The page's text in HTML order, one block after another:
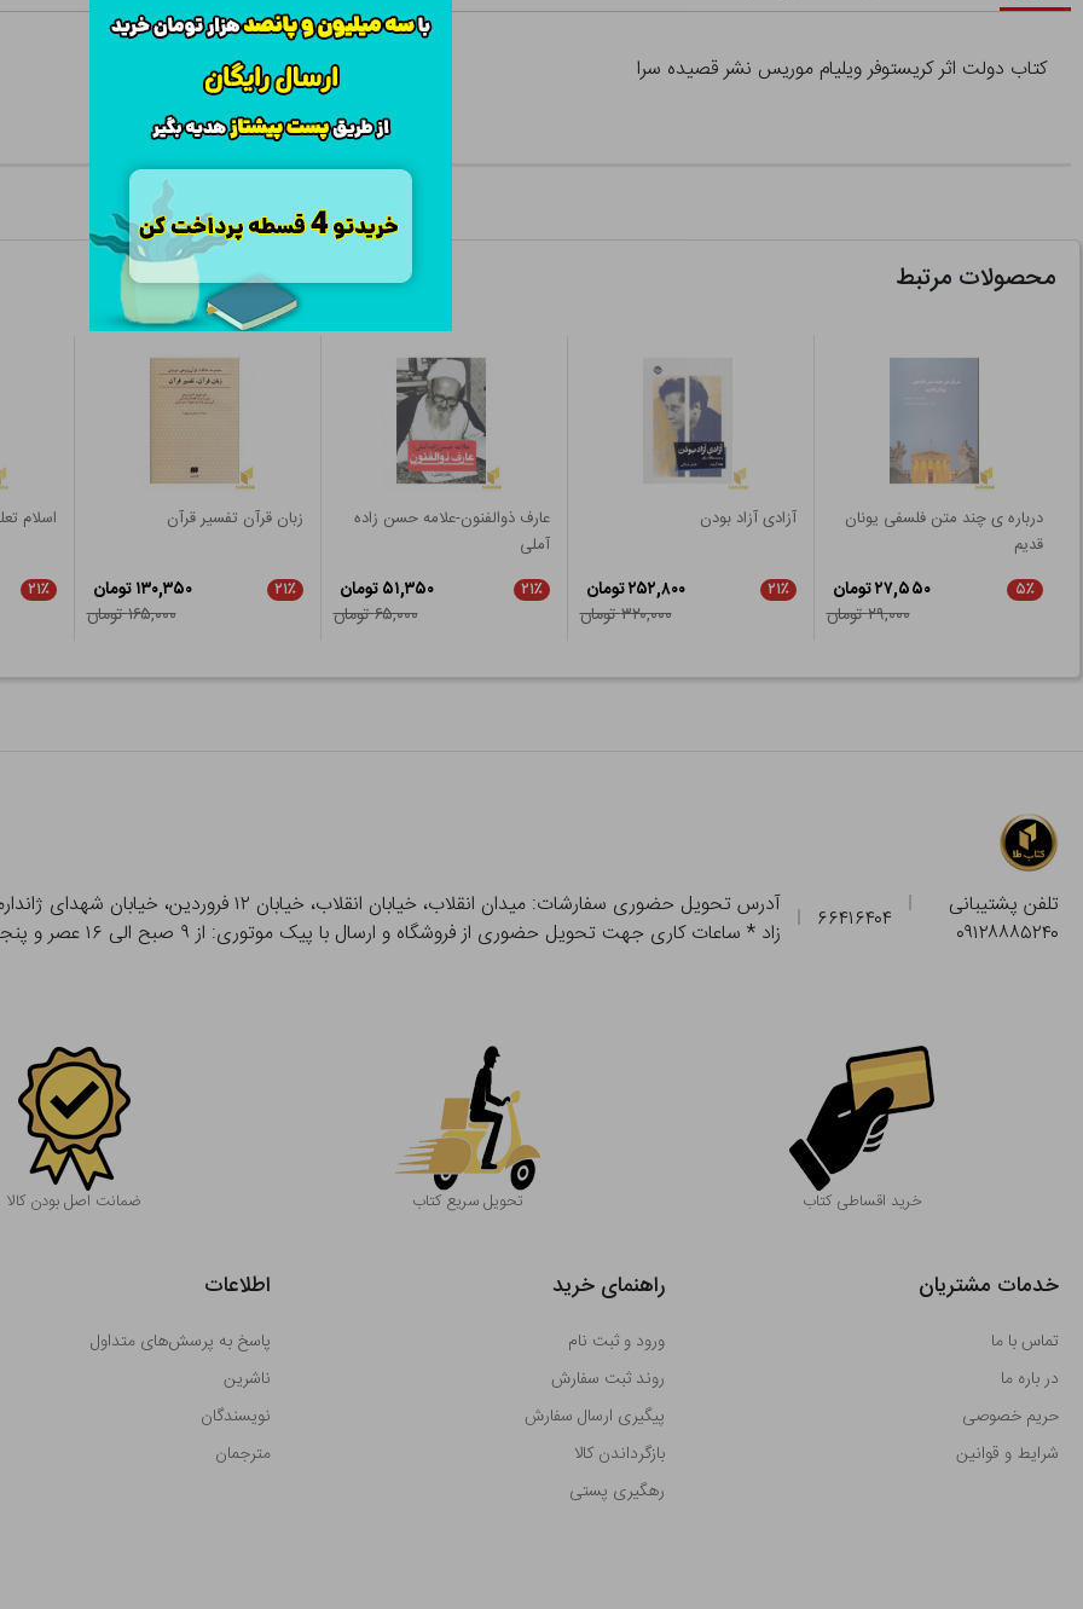
کتاب دولت اثر کریستوفر ویلیام موریس نشر قصیده سرا
محصولات مرتبط
درباره ی چند متن فلسفی یونان
قدیم
۵٪
۲۷,۵۵۰ تومان
۲۹,۰۰۰ تومان
آزادی آزاد بودن
۲۱٪
۲۵۲,۸۰۰ تومان
۳۲۰,۰۰۰ تومان
عارف ذوالفنون-علامه حسن زاده
آملی
۲۱٪
۵۱,۳۵۰ تومان
۶۵,۰۰۰ تومان
زبان قرآن تفسیر قرآن
۲۱٪
۱۳۰,۳۵۰ تومان
۱۶۵,۰۰۰ تومان
اسلام
۲۱٪
تلفن پشتیبانی
۰۹۱۲۸۸۸۵۲۴۰
۶۶۴۱۶۴۰۴
زاد * ساعات کاری جهت تحویل حضوری از فروشگاه و ارسال با پیک موتوری: از ۹ صبح الی ۱۶ عصر و پنجشنبه ها تا ۱۲
خرید اقساطی کتاب تحویل سریع کتاب
بصورت حضوری از آدرس تحویل حضوری سفارش خود را بدون هیچ هزینه ای تحویل بگیرید.
ضمانت اصل بودن کالا
خدمات مشتریان
تماس با ما
در باره ما
حریم خصوصی
شرایط و قوانین
راهنمای خرید
ورود و ثبت نام
روند ثبت سفارش
پیگیری ارسال سفارش
بازگرداندن کالا
رهگیری پستی
اطلاعات
پاسخ به پرسش‌های متداول
ناشرین
نویسندگان
مترجمان